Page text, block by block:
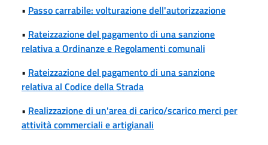
• Passo carrabile: volturazione dell'autorizzazione
• Rateizzazione del pagamento di una sanzione
relativa a Ordinanze e Regolamenti comunali
• Rateizzazione del pagamento di una sanzione
relativa al Codice della Strada
• Realizzazione di un'area di carico/scarico merci per
attività commerciali e artigianali